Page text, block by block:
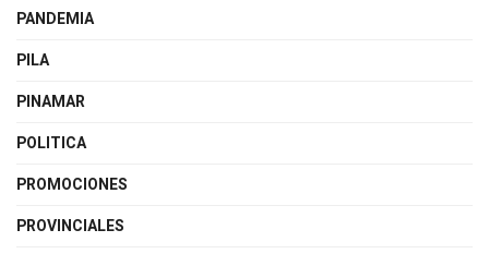
PANDEMIA
PILA
PINAMAR
POLITICA
PROMOCIONES
PROVINCIALES